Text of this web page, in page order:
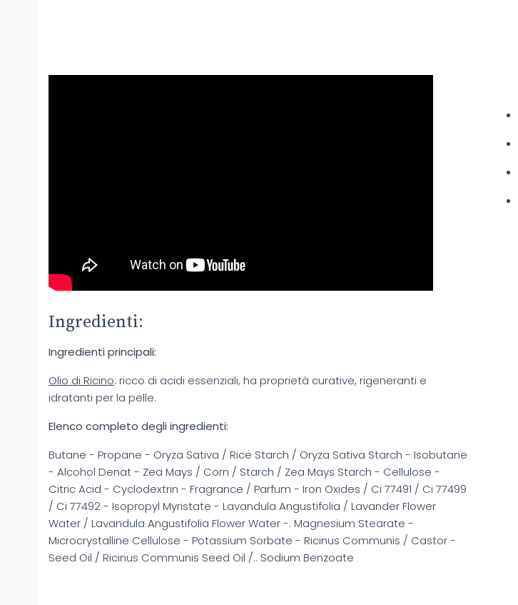
Ingredienti:
Ingredienti principali:
Olio di Ricino: ricco di acidi essenziali, ha proprietà curative, rigeneranti e
idratanti per la pelle.
Elenco completo degli ingredienti:
Butane - Propane - Oryza Sativa / Rice Starch / Oryza Sativa Starch - Isobutane
- Alcohol Denat - Zea Mays / Corn / Starch / Zea Mays Starch - Cellulose -
Citric Acid - Cyclodextrin - Fragrance / Parfum - Iron Oxides / Ci 77491 / Ci 77499
/ Ci 77492 - Isopropyl Myristate - Lavandula Angustifolia / Lavander Flower
Water / Lavandula Angustifolia Flower Water -. Magnesium Stearate -
Microcrystalline Cellulose - Potassium Sorbate - Ricinus Communis / Castor -
Seed Oil / Ricinus Communis Seed Oil /.. Sodium Benzoate